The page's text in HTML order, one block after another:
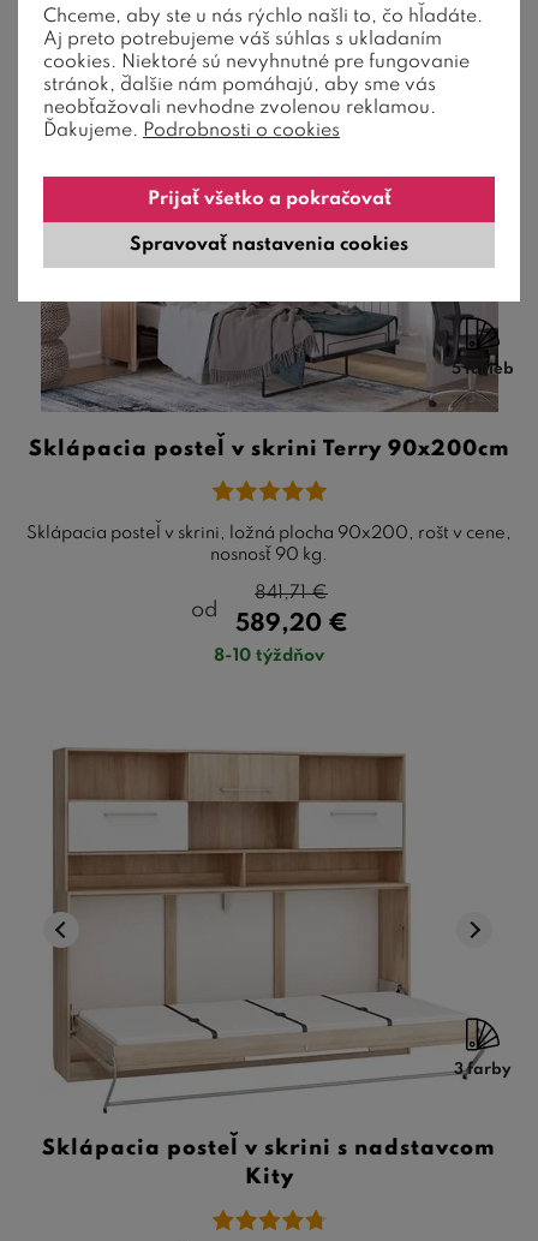
5 farieb
Sklápacia posteľ v skrini Terry 90x200cm
Sklápacia posteľ v skrini, ložná plocha 90x200, rošt v cene,
nosnosť 90 kg.
od
589,20 €
841,71€
8-10 týždňov
3 farby
Sklápacia posteľ v skrini s nadstavcom
Kity
Chceme, aby ste u nás rýchlo našli to, čo hľadáte.
Aj preto potrebujeme váš súhlas s ukladaním
cookies. Niektoré sú nevyhnutné pre fungovanie
stránok, ďalšie nám pomáhajú, aby sme vás
neobťažovali nevhodne zvolenou reklamou.
Ďakujeme. Podrobnosti o cookies
Spravovať nastavenia cookies
Prijať všetko a pokračovať